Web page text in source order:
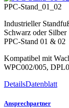
PPC-Stand_01_02
Industrieller
Schwarz oder Silber
PPC-Stand 01 & 02
Kompatibel mit
WPC002/005,
DetailsDatenblatt
Ansprechpartner